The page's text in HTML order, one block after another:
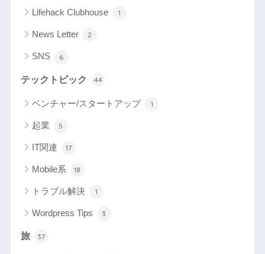
Lifehack Clubhouse 1
News Letter 2
SNS 6
テックトピック 44
ベンチャー/スタートアップ 1
起業 5
IT関連 17
Mobile系 18
トラブル解決 1
Wordpress Tips 3
旅 37